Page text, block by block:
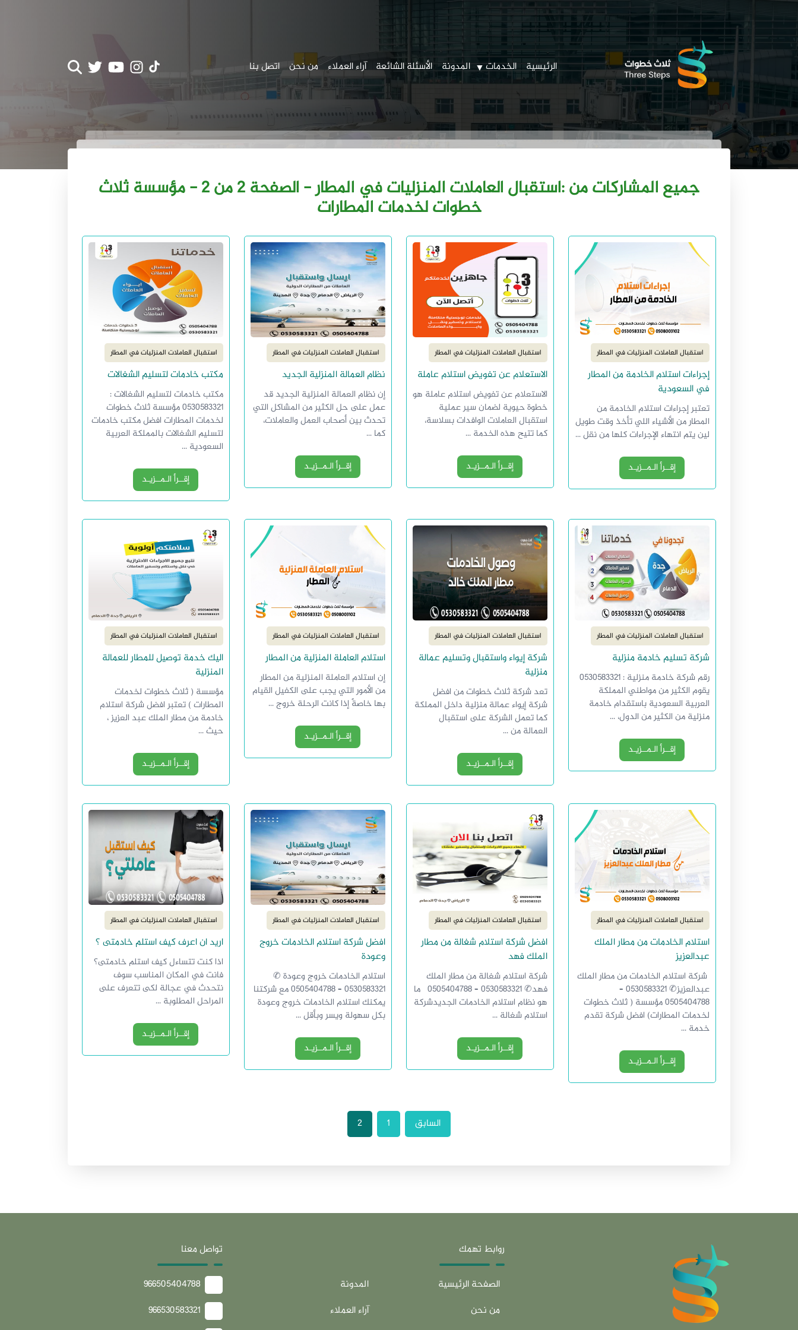
الرئيسية الخدمات المدونة الأسئلة الشائعة آراء العملاء من نحن اتصل بنا
جميع المشاركات من :استقبال العاملات المنزليات في المطار - الصفحة 2 من 2 - مؤسسة ثلاث
خطوات لخدمات المطارات
استقبال العاملات المنزليات في المطار
إجراءات استلام الخادمة من المطار
في السعودية
تعتبر إجراءات استلام الخادمة من
المطار من الأشياء اللي تأخذ وقت طويل
لين يتم انتهاء الإجراءات كلها من نقل ...
إقــرأ الـمــزيـد
استقبال العاملات المنزليات في المطار
الاستعلام عن تفويض استلام عاملة
الاستعلام عن تفويض استلام عاملة هو
خطوة حيوية لضمان سير عملية
استقبال العاملات الوافدات بسلاسة،
كما تتيح هذه الخدمة ...
إقــرأ الـمــزيـد
استقبال العاملات المنزليات في المطار
نظام العمالة المنزلية الجديد
إن نظام العمالة المنزلية الجديد قد
عمل على حل الكثير من المشاكل التي
تحدث بين أصحاب العمل والعاملات،
كما ...
إقــرأ الـمــزيـد
استقبال العاملات المنزليات في المطار
مكتب خادمات لتسليم الشغالات
مكتب خادمات لتسليم الشغالات :
0530583321 مؤسسة ثلاث خطوات
لخدمات المطارات افضل مكتب خادمات
لتسليم الشغالات بالمملكة العربية
السعودية ...
إقــرأ الـمــزيـد
استقبال العاملات المنزليات في المطار
شركة تسليم خادمة منزلية
رقم شركة خادمة منزلية : 0530583321
يقوم الكثير من مواطني المملكة
العربية السعودية باستقدام خادمة
منزلية من الكثير من الدول، ...
إقــرأ الـمــزيـد
استقبال العاملات المنزليات في المطار
شركة إيواء واستقبال وتسليم عمالة
منزلية
تعد شركة ثلاث خطوات من افضل
شركة إيواء عمالة منزلية داخل المملكة
كما تعمل الشركة على استقبال
العمالة من ...
إقــرأ الـمــزيـد
استقبال العاملات المنزليات في المطار
استلام العاملة المنزلية من المطار
إن استلام العاملة المنزلية من المطار
من الأمور التي يجب على الكفيل القيام
بها خاصةً إذا كانت الرحلة خروج ...
إقــرأ الـمــزيـد
استقبال العاملات المنزليات في المطار
اليك خدمة توصيل للمطار للعمالة
المنزلية
مؤسسة ( ثلاث خطوات لخدمات
المطارات ) تعتبر افضل شركة استلام
خادمة من مطار الملك عبد العزيز ،
حيث ...
إقــرأ الـمــزيـد
استقبال العاملات المنزليات في المطار
استلام الخادمات من مطار الملك
عبدالعزيز
شركة استلام الخادمات من مطار الملك
عبدالعزيز✆ 0530583321 –
0505404788 مؤسسة ( ثلاث خطوات
لخدمات المطارات) افضل شركة تقدم
خدمة ...
إقــرأ الـمــزيـد
استقبال العاملات المنزليات في المطار
افضل شركة استلام شغالة من مطار
الملك فهد
شركة استلام شغالة من مطار الملك
فهد✆ 0530583321 – 0505404788 ما
هو نظام استلام الخادمات الجديدشركة
استلام شغالة ...
إقــرأ الـمــزيـد
استقبال العاملات المنزليات في المطار
افضل شركة استلام الخادمات خروج
وعودة
استلام الخادمات خروج وعودة ✆
0530583321 – 0505404788 مع شركتنا
يمكنك استلام الخادمات خروج وعودة
بكل سهولة ويسر وبأقل ...
إقــرأ الـمــزيـد
استقبال العاملات المنزليات في المطار
اريد ان اعرف كيف استلم خادمتى ؟
اذا كنت تتساءل كيف استلم خادمتى؟
فانت في المكان المناسب سوف
نتحدث في عجالة لكى تتعرف على
المراحل المطلوبة ...
إقــرأ الـمــزيـد
السابق 1
2
روابط تهمك
الصفحة الرئيسية
المدونة
من نحن
آراء العملاء
تواصل معنا
966505404788
966530583321